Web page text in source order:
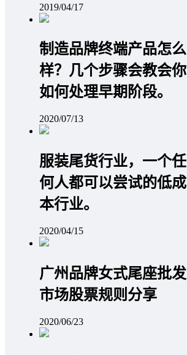
2019/04/17
制造品牌终端产品怎么
样？几个步骤会教会你
如何处理早期阶段。
2020/07/13
服装尾货行业，一个任
何人都可以尝试的低成
本行业。
2020/04/15
广州品牌女式尾座批发
市场股票规则分享
2020/06/23